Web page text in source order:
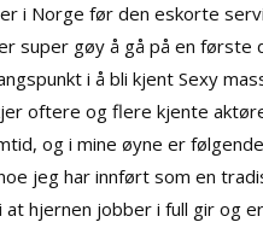
i Norge før den eskorte
super gøy å gå på en første
i å bli kjentSexy
oftere og flere kjente
og i mine øyne er
jeg har innført som en
hjernen jobber i full gir og